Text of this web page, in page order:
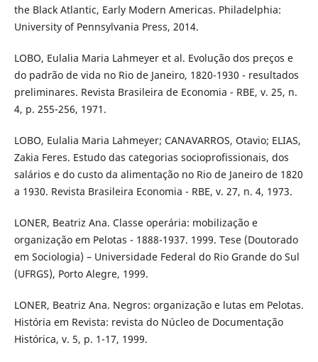
the Black Atlantic, Early Modern Americas. Philadelphia:
University of Pennsylvania Press, 2014.
LOBO, Eulalia Maria Lahmeyer et al. Evolução dos preços e
do padrão de vida no Rio de Janeiro, 1820-1930 - resultados
preliminares. Revista Brasileira de Economia - RBE, v. 25, n.
4, p. 255-256, 1971.
LOBO, Eulalia Maria Lahmeyer; CANAVARROS, Otavio; ELIAS,
Zakia Feres. Estudo das categorias socioprofissionais, dos
salários e do custo da alimentação no Rio de Janeiro de 1820
a 1930. Revista Brasileira Economia - RBE, v. 27, n. 4, 1973.
LONER, Beatriz Ana. Classe operária: mobilização e
organização em Pelotas - 1888-1937. 1999. Tese (Doutorado
em Sociologia) – Universidade Federal do Rio Grande do Sul
(UFRGS), Porto Alegre, 1999.
LONER, Beatriz Ana. Negros: organização e lutas em Pelotas.
História em Revista: revista do Núcleo de Documentação
Histórica, v. 5, p. 1-17, 1999.